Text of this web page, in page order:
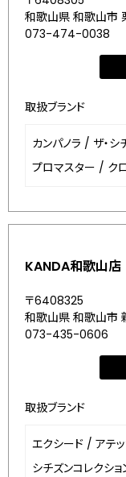
和歌山県 和歌山市
073-474-0038
取扱ブランド
カンパノラ / ザ・シ
プロマスター / ク
KANDA和歌山店
〒6408325
和歌山県 和歌山市
073-435-0606
取扱ブランド
エクシード / アテ
シチズンコレクショ